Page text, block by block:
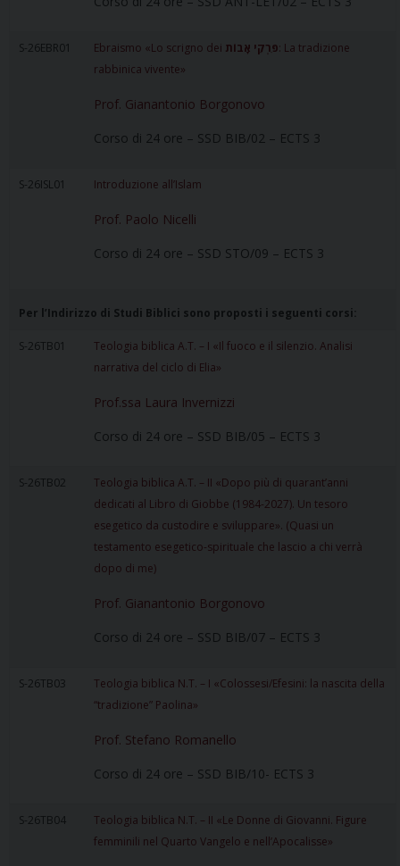
S-26EBR01 Ebraismo «Lo scrigno dei פִּרְקֵי אָבוֹת: La tradizione
rabbinica vivente»
Prof. Gianantonio Borgonovo
Corso di 24 ore – SSD BIB/02 – ECTS 3
S-26ISL01 Introduzione all’Islam
Prof. Paolo Nicelli
Corso di 24 ore – SSD STO/09 – ECTS 3
Per l’Indirizzo di Studi Biblici sono proposti i seguenti corsi:
S-26TB01
Teologia biblica A.T. – I «Il fuoco e il silenzio. Analisi
narrativa del ciclo di Elia»
Prof.ssa Laura Invernizzi
Corso di 24 ore – SSD BIB/05 – ECTS 3
S-26TB02
Teologia biblica A.T. – II «Dopo più di quarant’anni
dedicati al Libro di Giobbe (1984-2027). Un tesoro
esegetico da custodire e sviluppare». (Quasi un
testamento esegetico-spirituale che lascio a chi verrà
dopo di me)
Prof. Gianantonio Borgonovo
Corso di 24 ore – SSD BIB/07 – ECTS 3
S-26TB03
Teologia biblica N.T. – I «Colossesi/Efesini: la nascita della
“tradizione” Paolina»
Prof. Stefano Romanello
Corso di 24 ore – SSD BIB/10- ECTS 3
S-26TB04
Teologia biblica N.T. – II «Le Donne di Giovanni. Figure
femminili nel Quarto Vangelo e nell’Apocalisse»